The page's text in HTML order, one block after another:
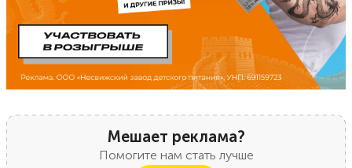
Мешает реклама?
Помогите нам стать лучше